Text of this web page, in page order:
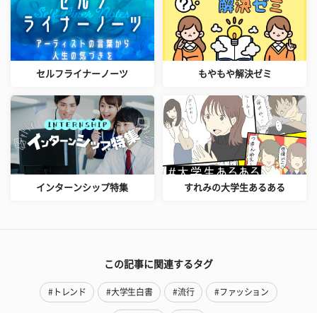
セルフライナーノーツ もやもや解決ゼミ
インターンシップ特集 すれみの大学生あるある
この記事に関連するタグ
#トレンド #大学生白書 #流行 #ファッション